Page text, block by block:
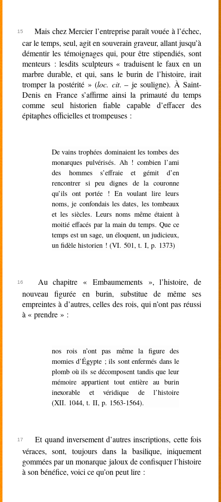
Mais chez Mercier l’entreprise paraît vouée à l’échec,
car le temps, seul, agit en souverain graveur, allant jusqu’à
démentir les témoignages qui, pour être stipendiés, sont
menteurs : lesdits sculpteurs « traduisent le faux en un
marbre durable, et qui, sans le burin de l’histoire, irait
tromper la postérité » (loc. cit. – je souligne). À Saint-
Denis en France s’affirme ainsi la primauté du temps
comme seul historien fiable capable d’effacer des
épitaphes officielles et trompeuses :
De vains trophées dominaient les tombes des
monarques pulvérisés. Ah ! combien l’ami
des hommes s’effraie et gémit d’en
rencontrer si peu dignes de la couronne
qu’ils ont portée ! En voulant lire leurs
noms, je confondais les dates, les tombeaux
et les siècles. Leurs noms même étaient à
moitié effacés par la main du temps. Que ce
temps est un sage, un éloquent, un judicieux,
un fidèle historien ! (VI. 501, t. I, p. 1373)
Au chapitre « Embaumements », l’histoire, de
nouveau figurée en burin, substitue de même ses
empreintes à d’autres, celles des rois, qui n’ont pas réussi
à « prendre » :
nos rois n’ont pas même la figure des
momies d’Égypte ; ils sont enfermés dans le
plomb où ils se décomposent tandis que leur
mémoire appartient tout entière au burin
inexorable et véridique de l’histoire
(XII. 1044, t. II, p. 1563-1564).
Et quand inversement d’autres inscriptions, cette fois
véraces, sont, toujours dans la basilique, iniquement
gommées par un monarque jaloux de confisquer l’histoire
à son bénéfice, voici ce qu’on peut lire :